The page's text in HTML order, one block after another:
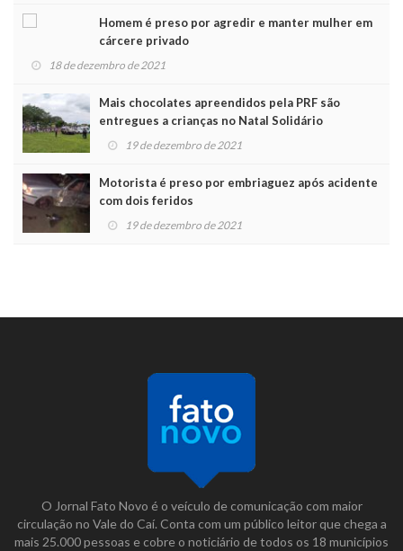
Homem é preso por agredir e manter mulher em
cárcere privado
18 de dezembro de 2021
Mais chocolates apreendidos pela PRF são
entregues a crianças no Natal Solidário
19 de dezembro de 2021
Motorista é preso por embriaguez após acidente
com dois feridos
19 de dezembro de 2021
O Jornal Fato Novo é o veículo de comunicação com maior
circulação no Vale do Caí. Conta com um público leitor que chega a
mais 25.000 pessoas e cobre o noticiário de todos os 18 municípios